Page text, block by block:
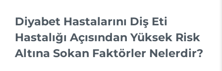
Diyabet Hastalarını Diş Eti
Hastalığı Açısından Yüksek Risk
Altına Sokan Faktörler Nelerdir?